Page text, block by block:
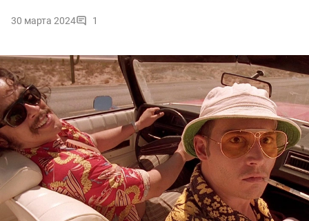
30 марта 2024 1